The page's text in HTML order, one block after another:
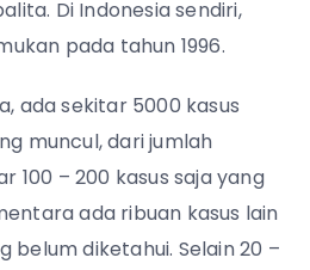
Di Indonesia sendiri,
pada tahun 1996.
ada sekitar 5000 kasus
muncul, dari jumlah
100 – 200 kasus saja yang
ada ribuan kasus lain
belum diketahui. Selain 20 –